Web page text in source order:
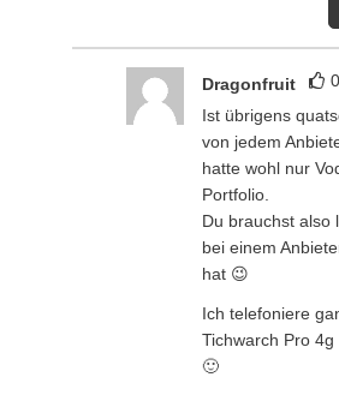
0
Dragonfruit
Ist übrigens
von jedem
hatte wohl nur
Portfolio.
Du brauchst also
bei einem
hat 😉
Ich telefoniere
Tichwarch Pro
🙂